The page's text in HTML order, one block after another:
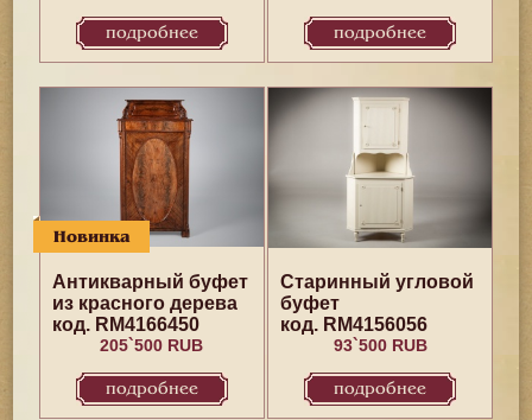
подробнее подробнее
Новинка
Антикварный буфет
из красного дерева
код. RM4166450
205`500 RUB
подробнее
Старинный угловой
буфет
код. RM4156056
93`500 RUB
подробнее